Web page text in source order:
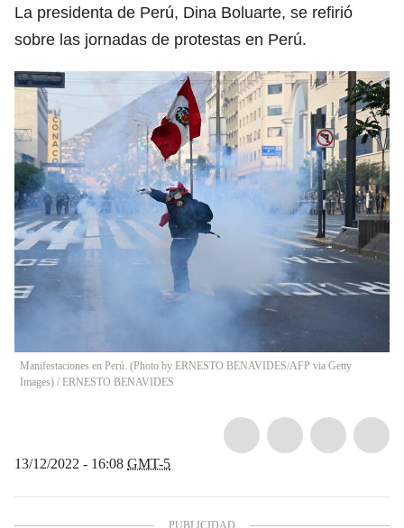
La presidenta de Perú, Dina Boluarte, se refirió
sobre las jornadas de protestas en Perú.
Manifestaciones en Perú. (Photo by ERNESTO BENAVIDES/AFP via Getty
Images) / ERNESTO BENAVIDES
13/12/2022 - 16:08 GMT-5